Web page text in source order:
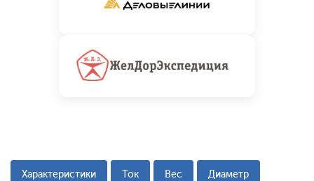
Характеристики Ток Вес Диаметр